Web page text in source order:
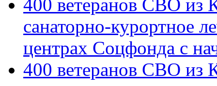
400 ветеранов СВО из
санаторно-курортное
центрах Соцфонда с
400 ветеранов СВО из